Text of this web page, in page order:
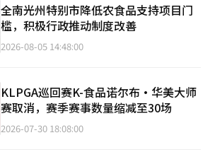
全南光州特别市降低农食品支持项目门
槛，积极行政推动制度改善
2026-08-05 14:48:00
KLPGA巡回赛K-食品诺尔布·华美大师
赛取消，赛季赛事数量缩减至30场
2026-07-30 18:08:00